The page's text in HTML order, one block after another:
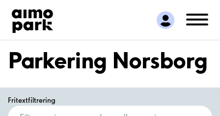
Hitta parkering
Samarbete
Kundservice
Om Aimo Park
Parkering Norsborg
Fritextfiltrering